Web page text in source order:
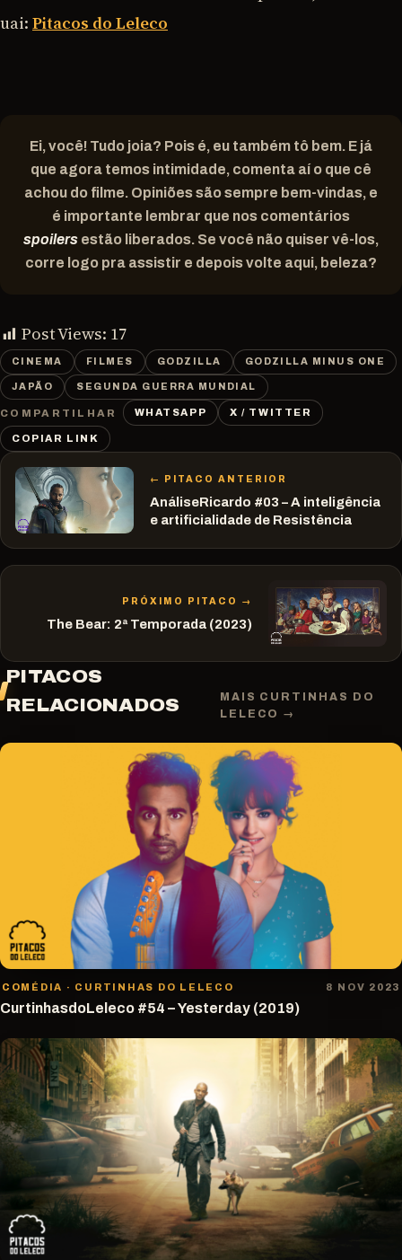
uai: Pitacos do Leleco
Ei, você! Tudo joia? Pois é, eu também tô bem. E já
que agora temos intimidade, comenta aí o que cê
achou do filme. Opiniões são sempre bem-vindas, e
é importante lembrar que nos comentários
spoilers estão liberados. Se você não quiser vê-los,
corre logo pra assistir e depois volte aqui, beleza?
Post Views: 17
CINEMA FILMES GODZILLA GODZILLA MINUS ONE
JAPÃO SEGUNDA GUERRA MUNDIAL
COMPARTILHAR WHATSAPP X / TWITTER
COPIAR LINK
← PITACO ANTERIOR
AnáliseRicardo #03 – A inteligência
e artificialidade de Resistência
PRÓXIMO PITACO →
The Bear: 2ª Temporada (2023)
PITACOS
RELACIONADOS
MAIS CURTINHAS DO
LELECO →
COMÉDIA · CURTINHAS DO LELECO 8 NOV 2023
CurtinhasdoLeleco #54 – Yesterday (2019)